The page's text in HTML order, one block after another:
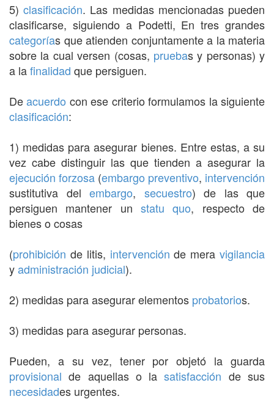
5)clasificación. Las medidas mencionadas pueden
clasificarse, siguiendo a Podetti, En tres grandes
categorías que atienden conjuntamente a la materia
sobre la cual versen (cosas, pruebas y personas) y
a lafinalidad que persiguen.
Deacuerdo con ese criterio formulamos la siguiente
clasificación:
1) medidas para asegurar bienes. Entre estas, a su
vez cabe distinguir las que tienden a asegurar la
ejecución forzosa (embargo preventivo, intervención
sustitutiva del embargo, secuestro) de las que
persiguen mantener un statu quo, respecto de
bienes o cosas
(prohibición de litis, intervención de mera vigilancia
yadministración judicial).
2) medidas para asegurar elementos probatorios.
3) medidas para asegurar personas.
Pueden, a su vez, tener por objetó la guarda
provisional de aquellas o lasatisfacción de sus
necesidades urgentes.